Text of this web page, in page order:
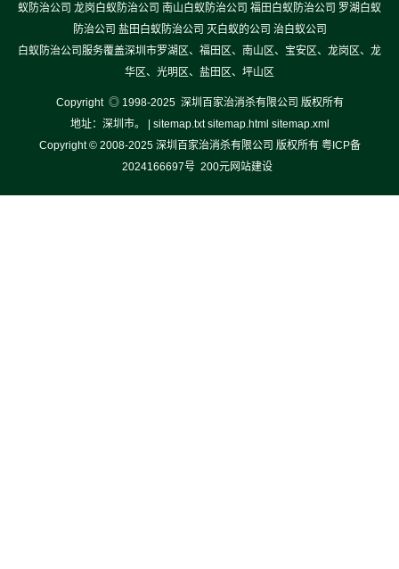
蚁防治公司 龙岗白蚁防治公司 南山白蚁防治公司 福田白蚁防治公司 罗湖白蚁
防治公司 盐田白蚁防治公司 灭白蚁的公司 治白蚁公司
白蚁防治公司服务覆盖深圳市罗湖区、福田区、南山区、宝安区、龙岗区、龙
华区、光明区、盐田区、坪山区
Copyright ◎ 1998-2025 深圳百家治消杀有限公司 版权所有
地址：深圳市。 | sitemap.txt sitemap.html sitemap.xml
Copyright © 2008-2025 深圳百家治消杀有限公司 版权所有 粤ICP备
2024166697号 200元网站建设